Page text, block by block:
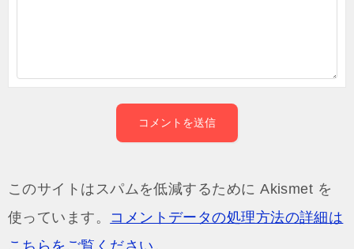
このサイトはスパムを低減するために Akismet を
使っています。 コメントデータの処理方法の詳細は